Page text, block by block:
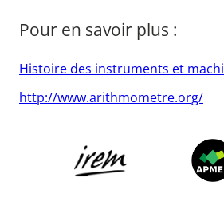
Pour en savoir plus :
Histoire des instruments et
http://www.arithmometre.org/